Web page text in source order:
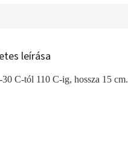
leírása
C-tól 110 C-ig, hossza 15 cm.